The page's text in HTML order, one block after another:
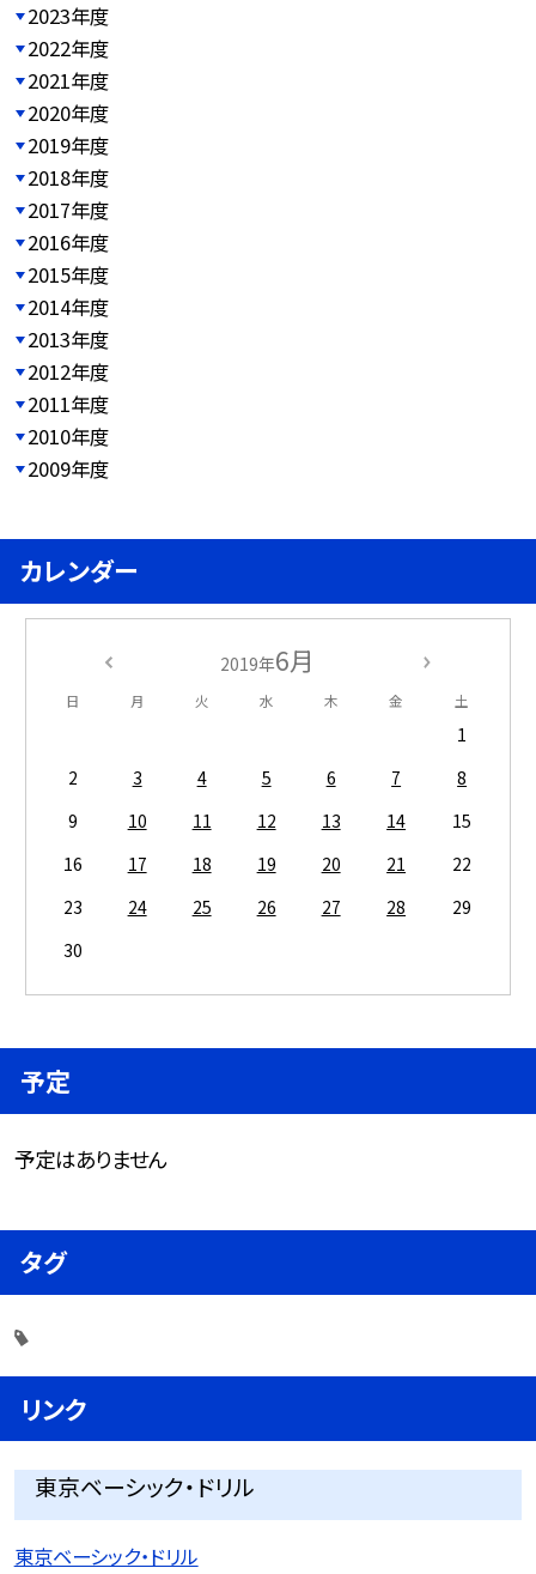
2023年度
2022年度
2021年度
2020年度
2019年度
2018年度
2017年度
2016年度
2015年度
2014年度
2013年度
2012年度
2011年度
2010年度
2009年度
カレンダー
2019年6月
日 月 火 水 木 金 土
1
2
3 4 5 6 7
8
9
10 11 12 13 14
15
16
17 18 19 20 21
22
23
24 25 26 27 28
29
30
予定
予定はありません
タグ
リンク
東京ベーシック・ドリル
東京ベーシック・ドリル